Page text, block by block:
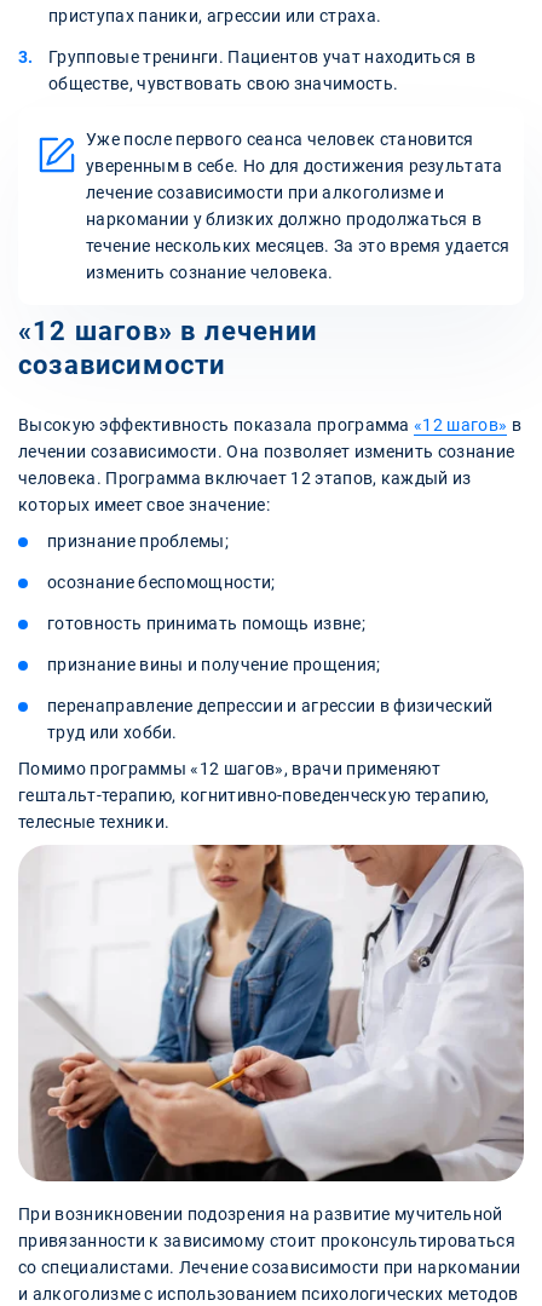
приступах паники, агрессии или страха.
Групповые тренинги. Пациентов учат находиться в
обществе, чувствовать свою значимость.
Уже после первого сеанса человек становится
уверенным в себе. Но для достижения результата
лечение созависимости при алкоголизме и
наркомании у близких должно продолжаться в
течение нескольких месяцев. За это время удается
изменить сознание человека.
«12 шагов» в лечении
созависимости
Высокую эффективность показала программа«12 шагов» в
лечении созависимости. Она позволяет изменить сознание
человека. Программа включает 12 этапов, каждый из
которых имеет свое значение:
признание проблемы;
осознание беспомощности;
готовность принимать помощь извне;
признание вины и получение прощения;
перенаправление депрессии и агрессии в физический
труд или хобби.
Помимо программы «12 шагов», врачи применяют
гештальт-терапию, когнитивно-поведенческую терапию,
телесные техники.
При возникновении подозрения на развитие мучительной
привязанности к зависимому стоит проконсультироваться
со специалистами. Лечение созависимости при наркомании
и алкоголизме с использованием психологических методов